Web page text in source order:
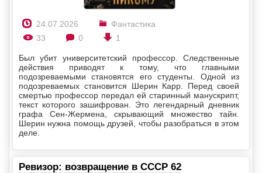
24.07.2026
Фантастика
33
0 1
Был убит университетский профессор. Следственные
действия приводят к тому, что главными
подозреваемыми становятся его студенты. Одной из
подозреваемых становится Шерин Карр. Перед своей
смертью профессор передал ей старинный манускрипт,
текст которого зашифрован. Это легендарный дневник
графа Сен-Жермена, скрывающий множество тайн.
Шерин нужна помощь друзей, чтобы разобраться в этом
деле.
Ревизор: возвращение в СССР 62